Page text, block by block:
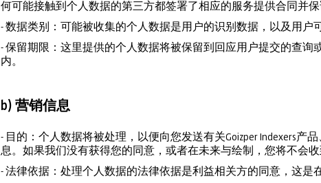
何可能接触到个人数据的第三方都签署了相应的服务提供合同并保
- 数据类别：可能被收集的个人数据是用户的识别数据，以及用户
- 保留期限：这里提供的个人数据将被保留到回应用户提交的查
内。
b) 营销信息
- 目的：个人数据将被处理，以便向您发送有关Goizper Indexers
息。如果我们没有获得您的同意，或者在未来与绘制，您将不会收
- 法律依据：处理个人数据的法律依据是利益相关方的同意，这是